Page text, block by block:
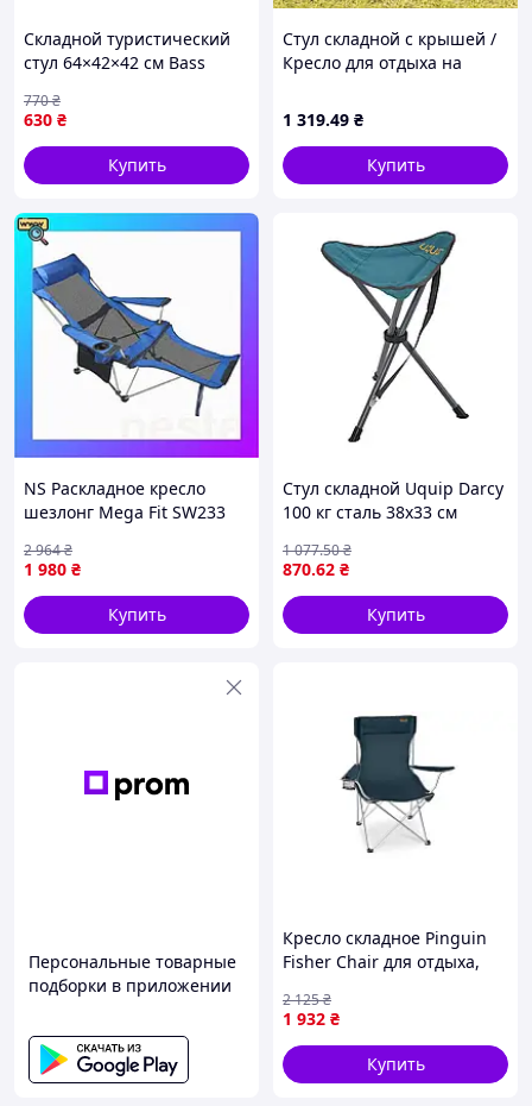
Складной туристический
стул 64×42×42 см Bass
рыбалки, кемпинга и
отдыха, до 120 кг, черный
630 ₴
770₴
Купить
Стул складной с крышей /
Кресло для отдыха на
природы с тентом
1 319.49 ₴
Купить
NS Раскладное кресло
шезлонг Mega Fit SW233
1 980 ₴
2 964₴
Купить
Стул складной Uquip Darcy
100 кг сталь 38х33 см
870.62 ₴
1 077.50₴
Купить
Персональные товарные
подборки в приложении
Кресло складное Pinguin
Fisher Chair для отдыха,
компактное
1 932 ₴
2 125₴
Купить